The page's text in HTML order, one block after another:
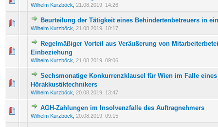
Wilhelm Kurzböck 21.08.2019, 14:26
Beurteilung der Tätigkeit eines Behindertenbetreuers in
Wilhelm Kurzböck 21.08.2019, 10:17
0 Bewertung(en) - 0 von 5 durchschnittlich
1234 5
Regelmäßiger Vorteil aus Veräußerung von
Einbeziehung
Wilhelm Kurzböck 21.08.2019, 09:06
0 Bewertung(en) - 0 von 5 durchschnittlich
Sechsmonatige Konkurrenzklausel für Wien im Falle eines
Hörakkustiktechnikers
Wilhelm Kurzböck 20.08.2019, 13:47
0 Bewertung(en) - 0 von 5 durchschnittlich
AGH-Zahlungen im Insolvenzfalle des Auftragnehmers
Wilhelm Kurzböck 20.08.2019, 09:15
0 Bewertung(en) - 0 von 5 durchschnittlich
12345